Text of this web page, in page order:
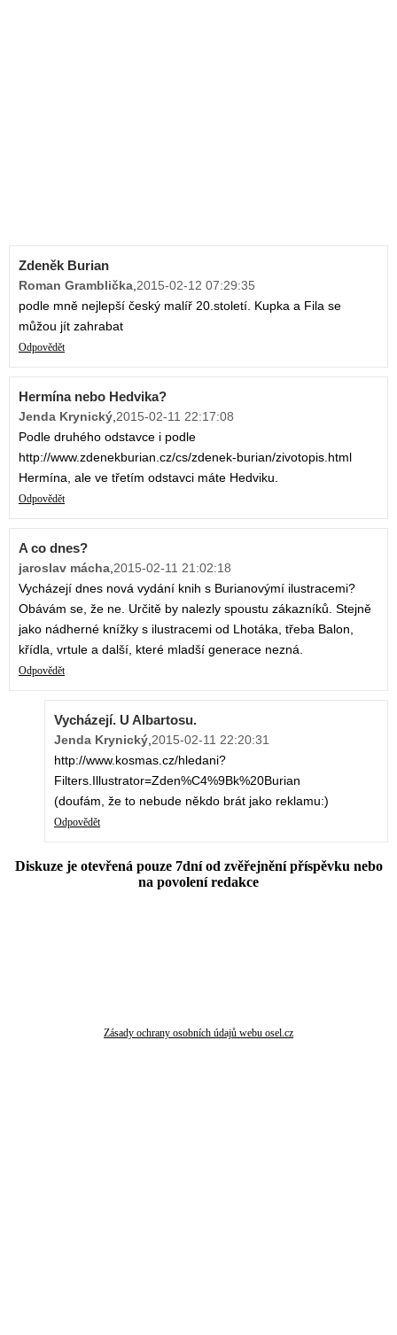
Zdeněk Burian
Roman Gramblička 2015-02-12 07:29:35
podle mně nejlepší český malíř 20.století. Kupka a Fila se
můžou jít zahrabat
Odpovědět
Hermína nebo Hedvika?
Jenda Krynický 2015-02-11 22:17:08
Podle druhého odstavce i podle
http://www.zdenekburian.cz/cs/zdenek-burian/zivotopis.html
Hermína, ale ve třetím odstavci máte Hedviku.
Odpovědět
A co dnes?
jaroslav mácha 2015-02-11 21:02:18
Vycházejí dnes nová vydání knih s Burianovýmí ilustracemi?
Obávám se, že ne. Určitě by nalezly spoustu zákazníků. Stejně
jako nádherné knížky s ilustracemi od Lhotáka, třeba Balon,
křídla, vrtule a další, které mladší generace nezná.
Odpovědět
Vycházejí. U Albartosu.
Jenda Krynický 2015-02-11 22:20:31
http://www.kosmas.cz/hledani?
Filters.Illustrator=Zden%C4%9Bk%20Burian
(doufám, že to nebude někdo brát jako reklamu:)
Odpovědět
Diskuze je otevřená pouze 7dní od zvěřejnění příspěvku nebo
na povolení redakce
Zásady ochrany osobních údajů webu osel.cz